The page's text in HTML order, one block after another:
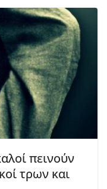
πεινούν
τρων και